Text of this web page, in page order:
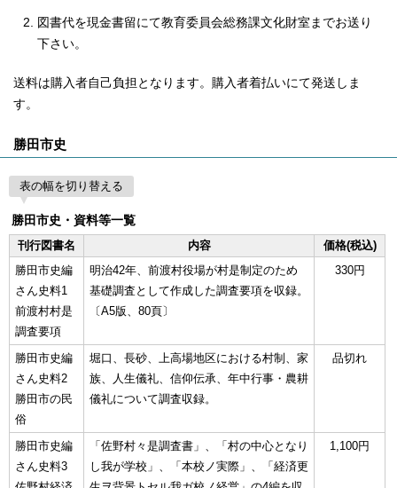
図書代を現金書留にて教育委員会総務課文化財室までお送り
下さい。
送料は購入者自己負担となります。購入者着払いにて発送しま
す。
勝田市史
表の幅を切り替える
勝田市史・資料等一覧
刊行図書名
内容
価格(税込)
勝田市史編
さん史料1
前渡村村是
調査要項
明治42年、前渡村役場が村是制定のため
基礎調査として作成した調査要項を収録。
〔A5版、80頁〕
330円
勝田市史編
さん史料2
勝田市の民
俗
堀口、長砂、上高場地区における村制、家
族、人生儀礼、信仰伝承、年中行事・農耕
儀礼について調査収録。
品切れ
勝田市史編
さん史料3
「佐野村々是調査書」、「村の中心となり
し我が学校」、「本校ノ実際」、「経済更
1,100円